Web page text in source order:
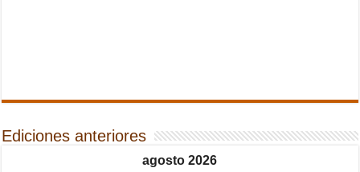
Ediciones anteriores
agosto 2026